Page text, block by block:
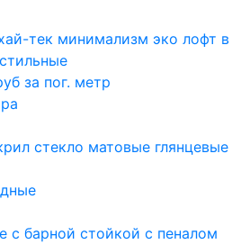
тек минимализм эко лофт в
стильные
за пог. метр
стекло матовые глянцевые
с барной стойкой с пеналом